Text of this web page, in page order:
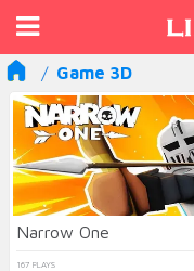
Game 3D
Narrow One
167 PLAYS